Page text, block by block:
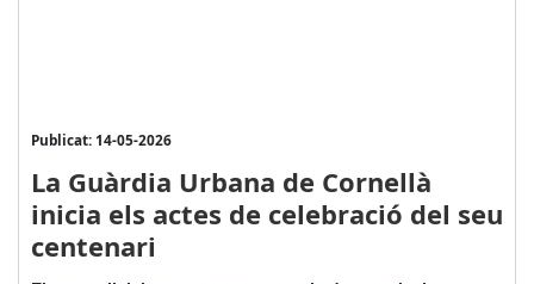
Publicat: 14-05-2026
La Guàrdia Urbana de Cornellà
inicia els actes de celebració del seu
centenari